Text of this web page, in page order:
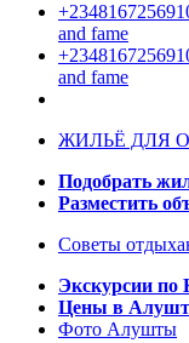
and fame
and fame
ЖИЛЬЁ ДЛЯ
Подобрать
Разместить
Советы
Экскурсии
Цены в
Фото Алушты